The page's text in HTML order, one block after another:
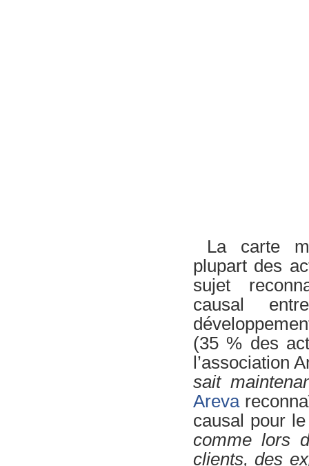
La carte
plupart des
sujet
causal
(35 % des
l’association
sait
Areva
causal pour
comme lors
clients, des